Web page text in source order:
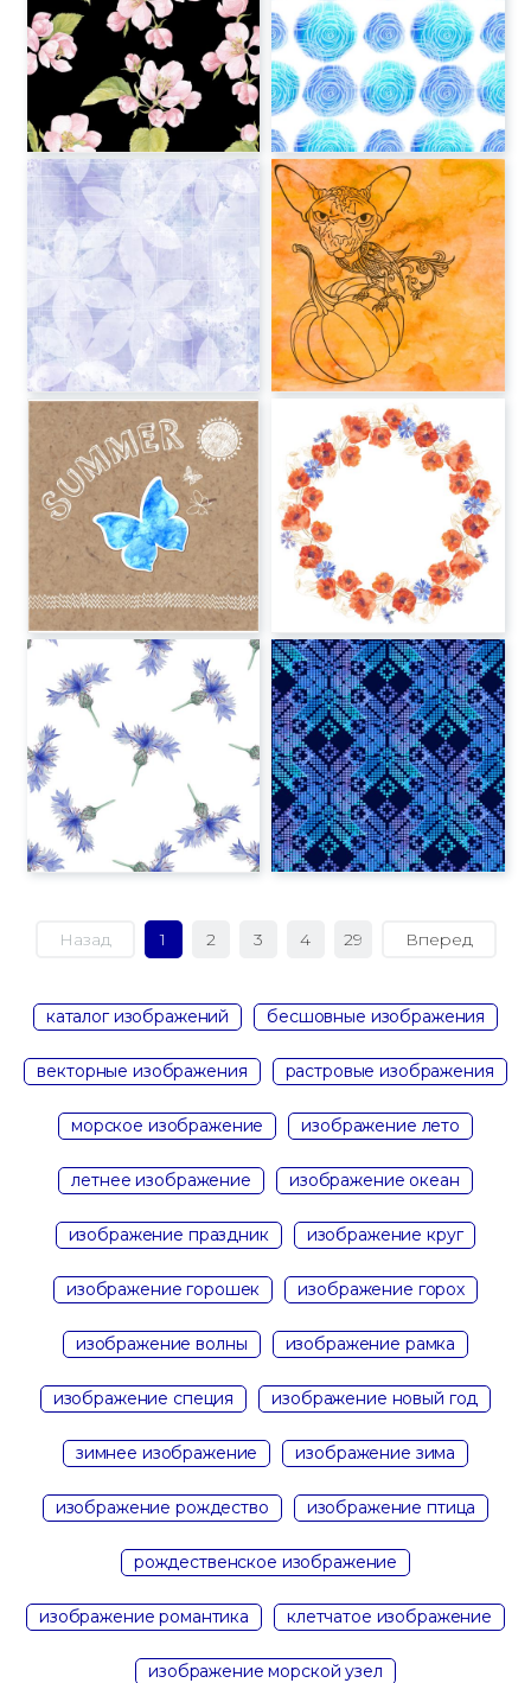
Назад 1 2 3 4 29 Вперед
каталог изображений бесшовные изображения
векторные изображения растровые изображения
морское изображение изображение лето
летнее изображение изображение океан
изображение праздник изображение круг
изображение горошек изображение горох
изображение волны изображение рамка
изображение специя изображение новый год
зимнее изображение изображение зима
изображение рождество изображение птица
рождественское изображение
изображение романтика клетчатое изображение
изображение морской узел